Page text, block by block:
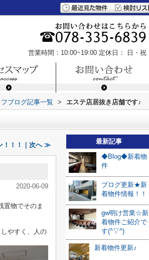
営業時間：10:00~19:00 定休日： 日・祝
ブログ記事一覧 > エステ店居抜き店舗です♪
！！！｜次へ ≫
2020-06-09
置物でそのま
やすく、人の
最新記事
◆Blog◆新着物
件
ブログ更新★新
着物件情報！！
gw明け営業☆新
着物件ご紹介で
す(^▽^)
新着物件更新♪